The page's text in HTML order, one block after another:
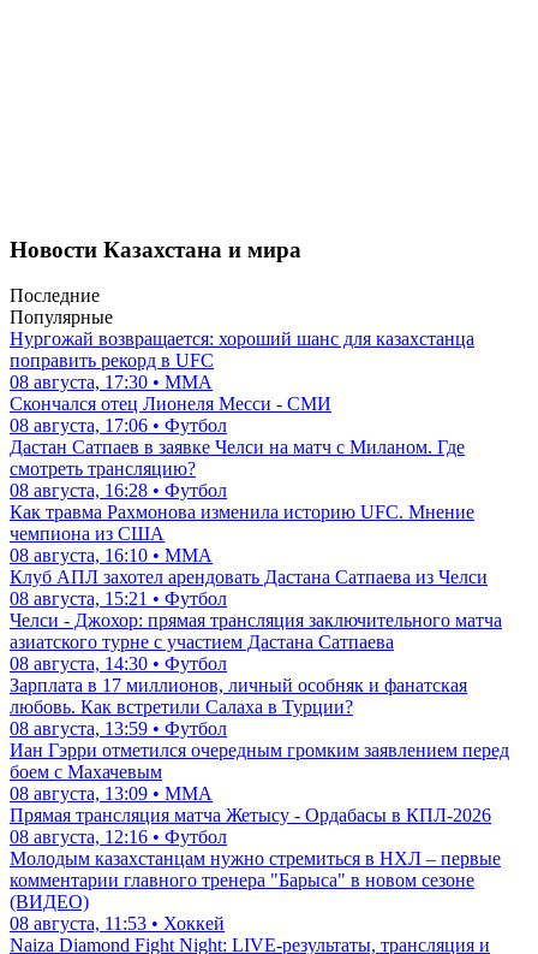
Новости Казахстана и мира
Последние
Популярные
Нургожай возвращается: хороший шанс для казахстанца
поправить рекорд в UFC
08 августа, 17:30 • ММА
Скончался отец Лионеля Месси - СМИ
08 августа, 17:06 • Футбол
Дастан Сатпаев в заявке Челси на матч с Миланом. Где
смотреть трансляцию?
08 августа, 16:28 • Футбол
Как травма Рахмонова изменила историю UFC. Мнение
чемпиона из США
08 августа, 16:10 • ММА
Клуб АПЛ захотел арендовать Дастана Сатпаева из Челси
08 августа, 15:21 • Футбол
Челси - Джохор: прямая трансляция заключительного матча
азиатского турне с участием Дастана Сатпаева
08 августа, 14:30 • Футбол
Зарплата в 17 миллионов, личный особняк и фанатская
любовь. Как встретили Салаха в Турции?
08 августа, 13:59 • Футбол
Иан Гэрри отметился очередным громким заявлением перед
боем с Махачевым
08 августа, 13:09 • ММА
Прямая трансляция матча Жетысу - Ордабасы в КПЛ-2026
08 августа, 12:16 • Футбол
Молодым казахстанцам нужно стремиться в НХЛ – первые
комментарии главного тренера "Барыса" в новом сезоне
(ВИДЕО)
08 августа, 11:53 • Хоккей
Naiza Diamond Fight Night: LIVE-результаты, трансляция и